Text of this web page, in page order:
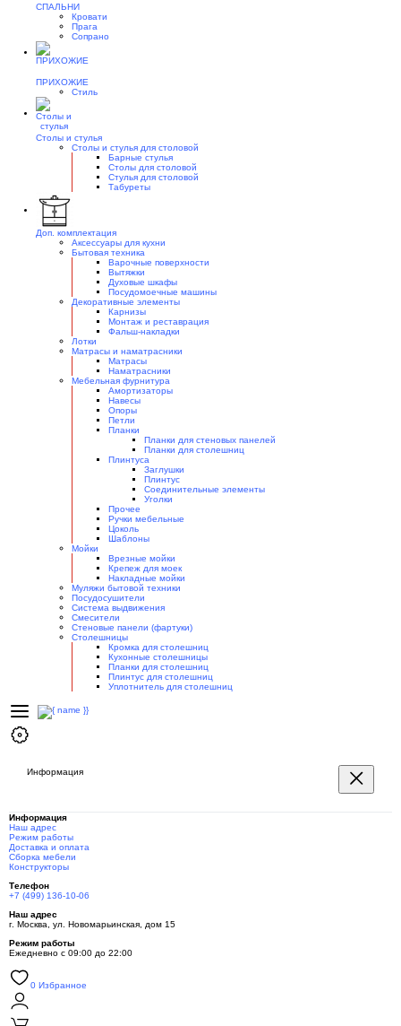
СПАЛЬНИ
Кровати
Прага
Сопрано
ПРИХОЖИЕ
Стиль
Столы и стулья
Столы и стулья для столовой
Барные стулья
Столы для столовой
Стулья для столовой
Табуреты
Доп. комплектация
Аксессуары для кухни
Бытовая техника
Варочные поверхности
Вытяжки
Духовые шкафы
Посудомоечные машины
Декоративные элементы
Карнизы
Монтаж и реставрация
Фальш-накладки
Лотки
Матрасы и наматрасники
Матрасы
Наматрасники
Мебельная фурнитура
Амортизаторы
Навесы
Опоры
Петли
Планки
Планки для стеновых панелей
Планки для столешниц
Плинтуса
Заглушки
Плинтус
Соединительные элементы
Уголки
Прочее
Ручки мебельные
Цоколь
Шаблоны
Мойки
Врезные мойки
Крепеж для моек
Накладные мойки
Муляжи бытовой техники
Посудосушители
Система выдвижения
Смесители
Стеновые панели (фартуки)
Столешницы
Кромка для столешниц
Кухонные столешницы
Планки для столешниц
Плинтус для столешниц
Уплотнитель для столешниц
Информация
Информация
Наш адрес
Режим работы
Доставка и оплата
Сборка мебели
Конструкторы
Телефон
+7 (499) 136-10-06
Наш адрес
г. Москва, ул. Новомарьинская, дом 15
Режим работы
Ежедневно с 09:00 до 22:00
0 Избранное